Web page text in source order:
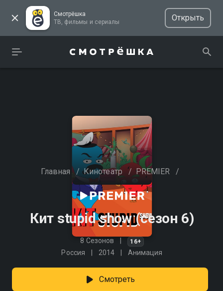
Смотрёшка
ТВ, фильмы и сериалы
Открыть
Главная / Кинотеатр / PREMIER /
Кит stupid show (сезон 6)
8 Сезонов 16+
Россия 2014 Анимация
Смотреть